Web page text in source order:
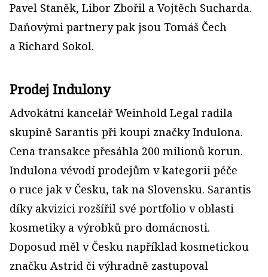
Pavel Staněk, Libor Zbořil a Vojtěch Sucharda.
Daňovými partnery pak jsou Tomáš Čech
a Richard Sokol.
Prodej Indulony
Advokátní kancelář Weinhold Legal radila
skupině Sarantis při koupi značky Indulona.
Cena transakce přesáhla 200 milionů korun.
Indulona vévodí prodejům v kategorii péče
o ruce jak v Česku, tak na Slovensku. Sarantis
díky akvizici rozšířil své portfolio v oblasti
kosmetiky a výrobků pro domácnosti.
Doposud měl v Česku například kosmetickou
značku Astrid či výhradně zastupoval